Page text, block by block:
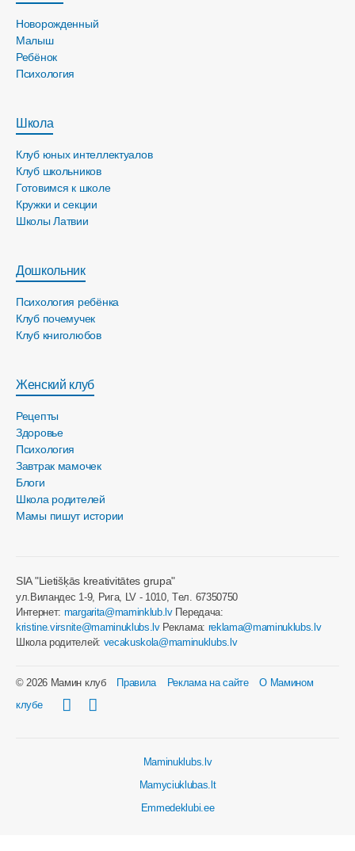
Новорожденный
Малыш
Ребёнок
Психология
Школа
Клуб юных интеллектуалов
Клуб школьников
Готовимся к школе
Кружки и секции
Школы Латвии
Дошкольник
Психология ребёнка
Клуб почемучек
Клуб книголюбов
Женский клуб
Рецепты
Здоровье
Психология
Завтрак мамочек
Блоги
Школа родителей
Мамы пишут истории
SIA "Lietišķās kreativitātes grupa"
ул.Виландес 1-9, Рига, LV - 1010, Tел. 67350750
Интернет: margarita@maminklub.lvПередача:
kristine.virsnite@maminuklubs.lvРеклама: reklama@maminuklubs.lv
Школа родителей: vecakuskola@maminuklubs.lv
© 2026 Мамин клуб Правила Реклама на сайте
О Мамином
клубе
Maminuklubs.lv
Mamyciuklubas.lt
Emmedeklubi.ee